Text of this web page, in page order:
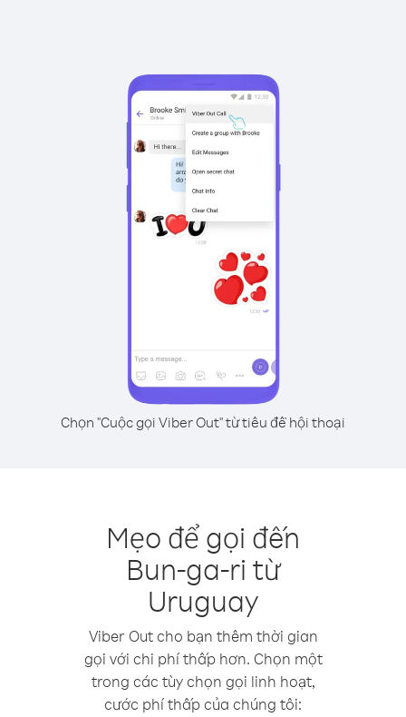
Chọn "Cuộc gọi Viber Out" từ tiêu đề hội thoại
Mẹo để gọi đến
Bun-ga-ri từ
Uruguay
Viber Out cho bạn thêm thời gian
gọi với chi phí thấp hơn. Chọn một
trong các tùy chọn gọi linh hoạt,
cước phí thấp của chúng tôi: